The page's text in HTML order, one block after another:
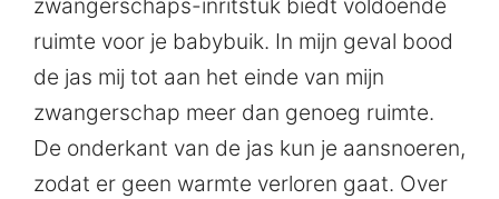
ruimte voor je babybuik. In mijn geval bood
de jas mij tot aan het einde van mijn
zwangerschap meer dan genoeg ruimte.
De onderkant van de jas kun je aansnoeren,
zodat er geen warmte verloren gaat. Over